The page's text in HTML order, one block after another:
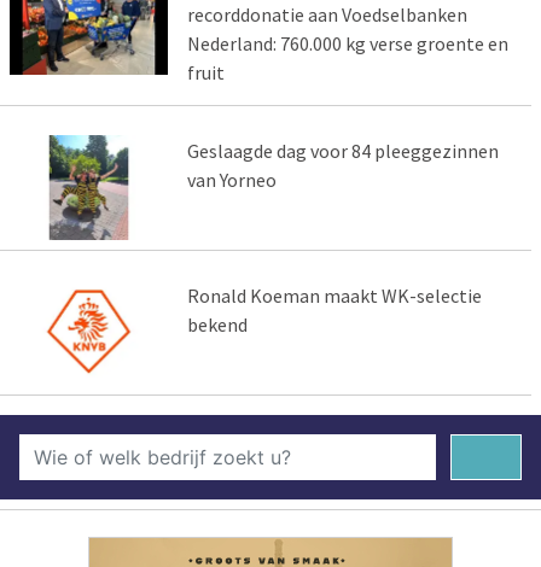
recorddonatie aan Voedselbanken
Nederland: 760.000 kg verse groente en
fruit
Geslaagde dag voor 84 pleeggezinnen
van Yorneo
Ronald Koeman maakt WK-selectie
bekend